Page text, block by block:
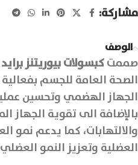
مشاركة:
الوصف
صممتكبسولات بيوريتنز
الصحة العامة للجسم
الجهاز الهضمي وتحسين
بالإضافة الى تقوية الجهاز
والالتهابات، كما يدعم نمو
العضلية وتعزيز النمو